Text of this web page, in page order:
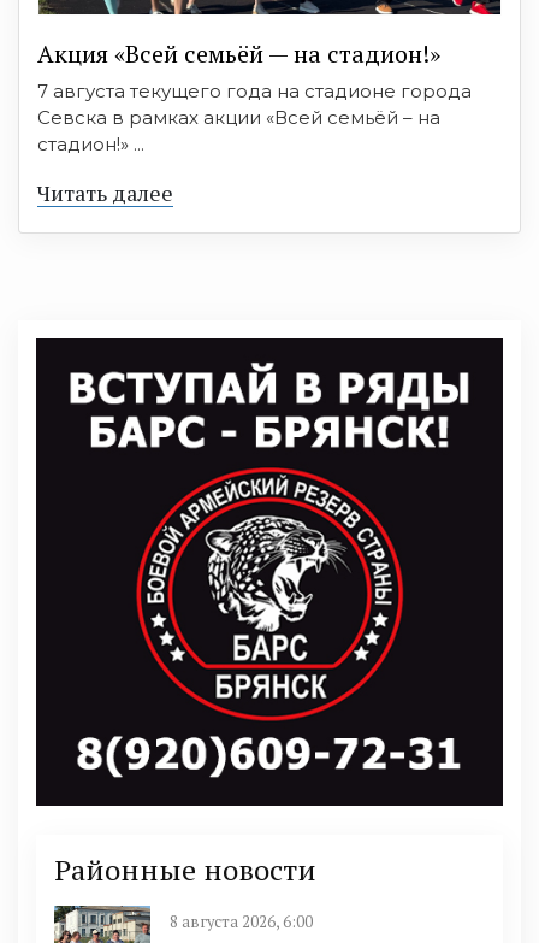
Акция «Всей семьёй — на стадион!»
7 августа текущего года на стадионе города
Севска в рамках акции «Всей семьёй – на
стадион!» ...
Читать далее
Районные новости
8 августа 2026, 6:00